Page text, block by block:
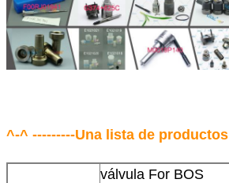
^-^ ---------Una lista de productos
válvula For BOS